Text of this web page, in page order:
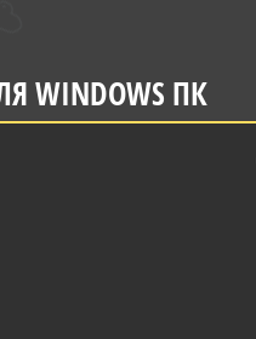
WINDOWS ПК